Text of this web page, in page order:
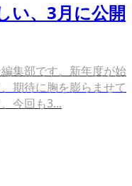
い、3月に公開
集部です。新年度が始
期待に胸を膨らませて
今回も3...